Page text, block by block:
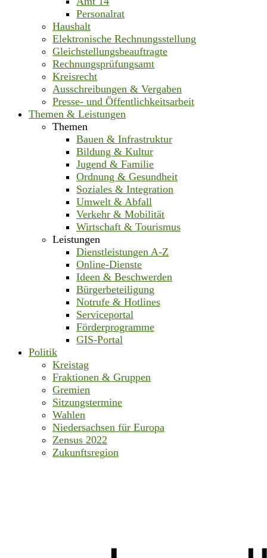
Personalrat
Haushalt
Elektronische Rechnungsstellung
Gleichstellungsbeauftragte
Rechnungsprüfungsamt
Kreisrecht
Ausschreibungen & Vergaben
Presse- und Öffentlichkeitsarbeit
Themen & Leistungen
Themen
Bauen & Infrastruktur
Bildung & Kultur
Jugend & Familie
Ordnung & Gesundheit
Soziales & Integration
Umwelt & Abfall
Verkehr & Mobilität
Wirtschaft & Tourismus
Leistungen
Dienstleistungen A-Z
Online-Dienste
Ideen & Beschwerden
Bürgerbeteiligung
Notrufe & Hotlines
Serviceportal
Förderprogramme
GIS-Portal
Politik
Kreistag
Fraktionen & Gruppen
Gremien
Sitzungstermine
Wahlen
Niedersachsen für Europa
Zensus 2022
Zukunftsregion